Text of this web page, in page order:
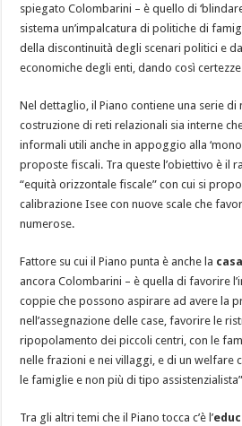
spiegato Colombarini – è quello di
sistema un’impalcatura di politiche di
della discontinuità degli scenari politici e
economiche degli enti, dando così
Nel dettaglio, il Piano contiene una serie di
costruzione di reti relazionali sia interne
informali utili anche in appoggio alla
proposte fiscali. Tra queste l’obiettivo è il
“equità orizzontale fiscale” con cui si
calibrazione Isee con nuove scale che
numerose.
Fattore su cui il Piano punta è anche la casa
ancora Colombarini – è quella di favorire
coppie che possono aspirare ad avere la
nell’assegnazione delle case, favorire le
ripopolamento dei piccoli centri, con le
nelle frazioni e nei villaggi, e di un welfare
le famiglie e non più di tipo
Tra gli altri temi che il Piano tocca c’è l’